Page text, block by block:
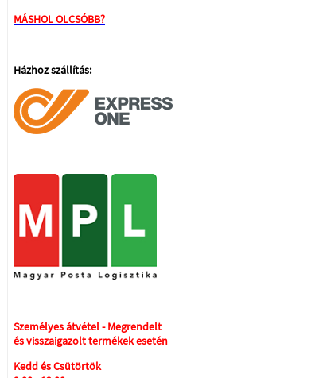
MÁSHOL OLCSÓBB?
Házhoz szállítás:
Személyes átvétel - Megrendelt
és visszaigazolt termékek esetén
Kedd és Csütörtök